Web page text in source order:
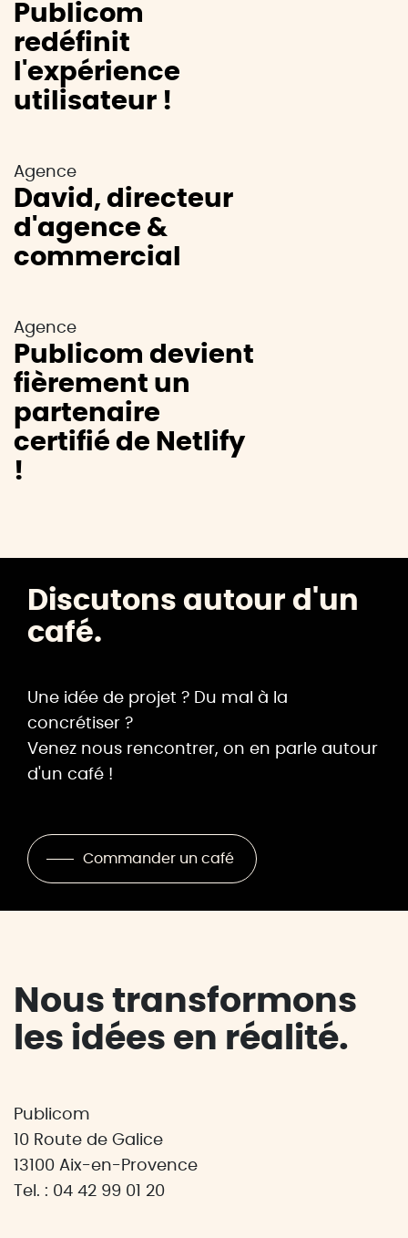
Publicom
redéfinit
l'expérience
utilisateur !
Agence
David, directeur
d'agence &
commercial
Agence
Publicom devient
fièrement un
partenaire
certifié de Netlify
!
Discutons autour d'un
café.
Une idée de projet ? Du mal à la
concrétiser ?
Venez nous rencontrer, on en parle autour
d'un café !
Commander un café
Nous transformons
les idées en réalité.
Publicom
10 Route de Galice
13100 Aix-en-Provence
Tel. : 04 42 99 01 20